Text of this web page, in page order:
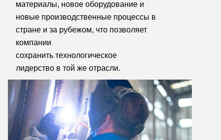
материалы, новое оборудование и
новые производственные процессы в
стране и за рубежом, что позволяет
компании
сохранить технологическое
лидерство в той же отрасли.